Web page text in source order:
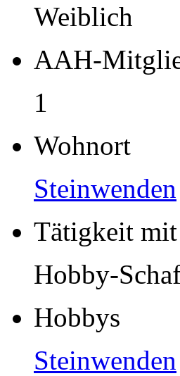
Weiblich
AAH-
1
Wohnort
Steinwenden
Tätigkeit
Hobby-
Hobbys
Steinwenden